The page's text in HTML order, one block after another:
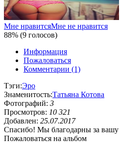
Мне нравитсяМне не нравится
88% (9 голосов)
Информация
Пожаловаться
Комментарии (1)
Тэги:Эро
Знаменитость:Татьяна Котова
Фотографий: 3
Просмотров: 10 321
Добавлен: 25.07.2017
Спасибо! Мы благодарны за
Пожаловаться на альбом